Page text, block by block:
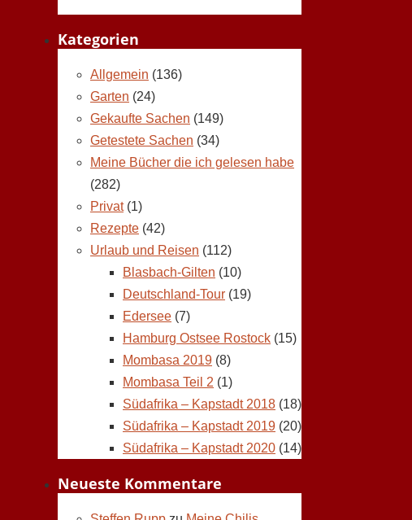
Kategorien
Allgemein (136)
Garten (24)
Gekaufte Sachen (149)
Getestete Sachen (34)
Meine Bücher die ich gelesen habe
(282)
Privat(1)
Rezepte (42)
Urlaub und Reisen (112)
Blasbach-Gilten (10)
Deutschland-Tour (19)
Edersee (7)
Hamburg Ostsee Rostock (15)
Mombasa 2019 (8)
Mombasa Teil 2 (1)
Südafrika – Kapstadt 2018 (18)
Südafrika – Kapstadt 2019 (20)
Südafrika – Kapstadt 2020 (14)
Neueste Kommentare